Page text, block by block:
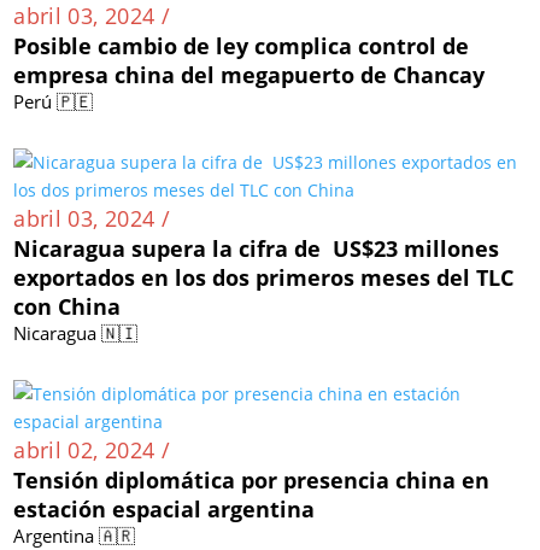
abril 03, 2024 /
Posible cambio de ley complica control de
empresa china del megapuerto de Chancay
Perú 🇵🇪
abril 03, 2024 /
Nicaragua supera la cifra de US$23 millones
exportados en los dos primeros meses del TLC
con China
Nicaragua 🇳🇮
abril 02, 2024 /
Tensión diplomática por presencia china en
estación espacial argentina
Argentina 🇦🇷